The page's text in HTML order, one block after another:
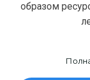
образом